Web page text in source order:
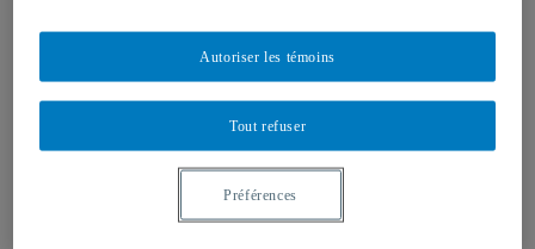
About Yves Gingras
Biography
Publications
Edited volumes
Monographs
Tout refuser
Autoriser les témoins
Préférences